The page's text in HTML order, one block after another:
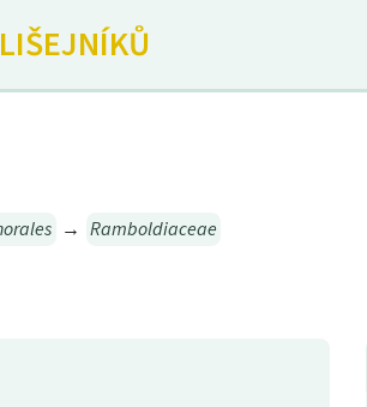
LIŠEJNÍKŮ
→ Ramboldiaceae